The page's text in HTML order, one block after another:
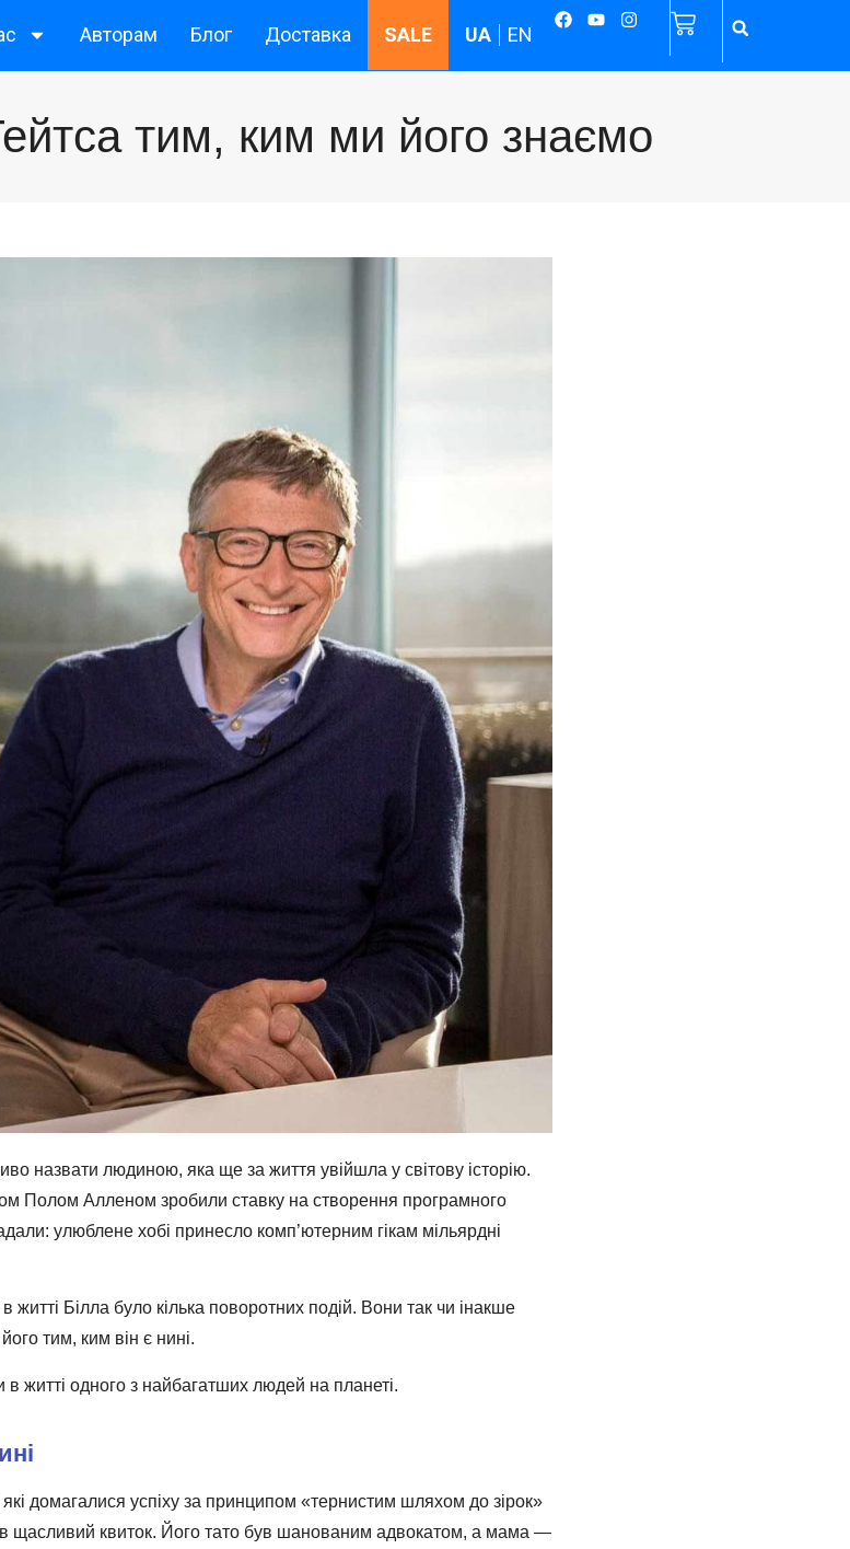
Авторам Блог Доставка SALE UA EN
тим, ким ми його знаємо
назвати людиною, яка ще за життя увійшла у світову історію.
Полом Алленом зробили ставку на створення програмного
улюблене хобі принесло комп’ютерним гікам мільярдні
житті Білла було кілька поворотних подій. Вони так чи інакше
тим, ким він є нині.
житті одного з найбагатших людей на планеті.
домагалися успіху за принципом «тернистим шляхом до зірок»
щасливий квиток. Його тато був шанованим адвокатом, а мама ―